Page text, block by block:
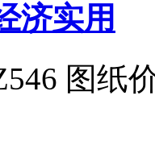
济实用
图纸